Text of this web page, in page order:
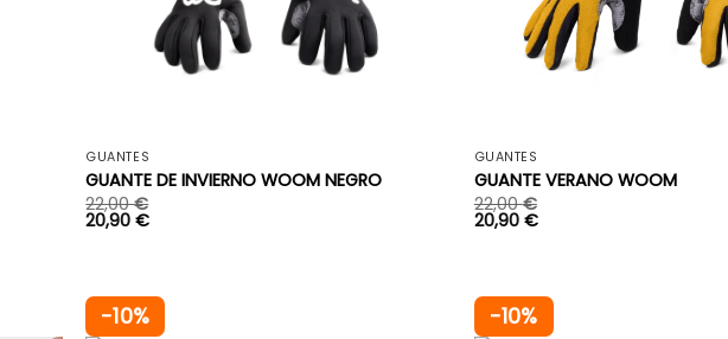
GUANTES
GUANTE DE INVIERNO WOOM NEGRO
22,00€
20,90€
GUANTES
GUANTE VERANO WOOM
22,00€
20,90 €
-10% -10%